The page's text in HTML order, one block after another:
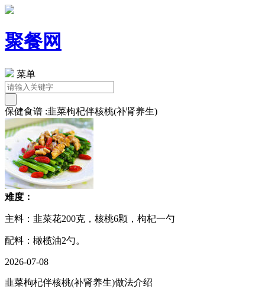
聚餐网
菜单
保健食谱 :韭菜枸杞伴核桃(补肾养生)
难度：
主料：韭菜花200克，核桃6颗，枸杞一勺
配料：橄榄油2勺。
2026-07-08
韭菜枸杞伴核桃(补肾养生)做法介绍